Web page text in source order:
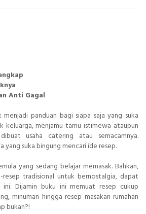
Anti Gagal
panduan bagi siapa saja yang suka
keluarga, menjamu tamu istimewa ataupun
usaha catering atau semacamnya.
yang suka bingung mencari ide resep.
yang sedang belajar memasak. Bahkan,
tradisional untuk bernostalgia, dapat
Dijamin buku ini memuat resep cukup
minuman hingga resep masakan rumahan
bukan?!